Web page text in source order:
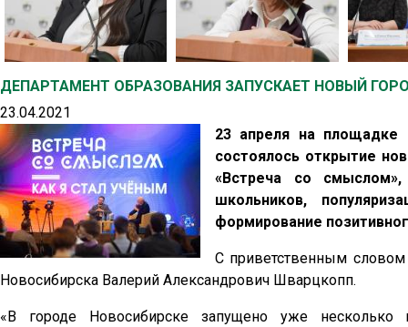
ДЕПАРТАМЕНТ ОБРАЗОВАНИЯ ЗАПУСКАЕТ НОВЫЙ
23.04.2021
23 апреля на площадке
состоялось открытие
«Встреча со смыслом»,
школьников,
формирование
С приветственным словом
Новосибирска Валерий Александрович Шварцкопп.
«В городе Новосибирске запущено уже несколько